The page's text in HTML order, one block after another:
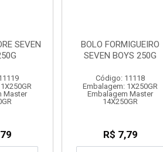
SEVEN
Master
BOLO FORMIGUEIRO
SEVEN BOYS 250G
Código: 11118
Embalagem: 1X250GR
Embalagem Master
14X250GR
R$ 7,79